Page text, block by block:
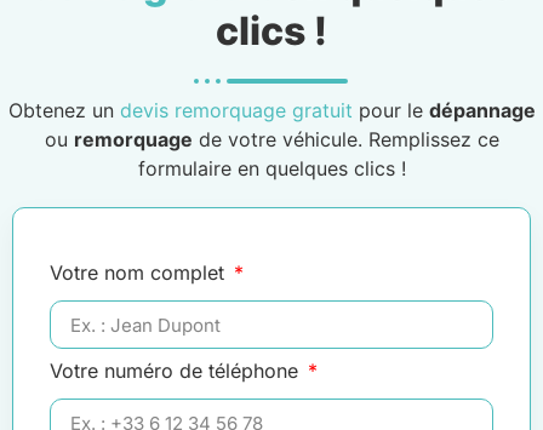
clics !
Obtenez un devis remorquage gratuit pour le dépannage
ou remorquage de votre véhicule. Remplissez ce
formulaire en quelques clics !
Votre nom complet
Votre numéro de téléphone